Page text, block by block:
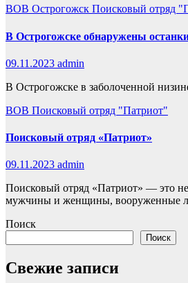
ВОВ Острогожск Поисковый отряд
В Острогожске обнаружены
09.11.2023 admin
В Острогожске в заболоченной
ВОВ Поисковый отряд "Патриот"
Поисковый отряд «Патриот»
09.11.2023 admin
Поисковый отряд «Патриот» — это
мужчины и женщины, вооруженные
Поиск
Поиск
Свежие записи